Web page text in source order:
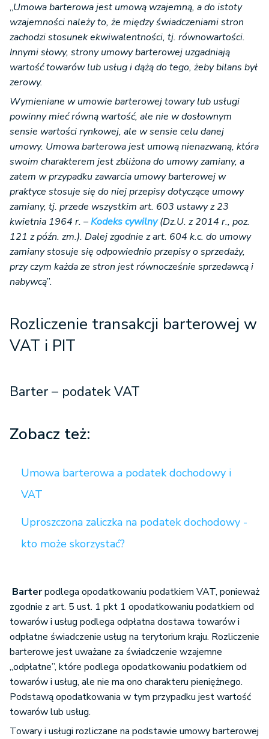
„Umowa barterowa jest umową wzajemną, a do istoty
wzajemności należy to, że między świadczeniami stron
zachodzi stosunek ekwiwalentności, tj. równowartości.
Innymi słowy, strony umowy barterowej uzgadniają
wartość towarów lub usług i dążą do tego, żeby bilans był
zerowy.
Wymieniane w umowie barterowej towary lub usługi
powinny mieć równą wartość, ale nie w dosłownym
sensie wartości rynkowej, ale w sensie celu danej
umowy. Umowa barterowa jest umową nienazwaną, która
swoim charakterem jest zbliżona do umowy zamiany, a
zatem w przypadku zawarcia umowy barterowej w
praktyce stosuje się do niej przepisy dotyczące umowy
zamiany, tj. przede wszystkim art. 603 ustawy z 23
kwietnia 1964 r. –Kodeks cywilny(Dz.U. z 2014 r., poz.
121 z późn. zm.). Dalej zgodnie z art. 604 k.c. do umowy
zamiany stosuje się odpowiednio przepisy o sprzedaży,
przy czym każda ze stron jest równocześnie sprzedawcą i
nabywcą”.
Rozliczenie transakcji barterowej w
VAT i PIT
Barter – podatek VAT
Zobacz też:
Umowa barterowa a podatek dochodowy i
VAT
Uproszczona zaliczka na podatek dochodowy -
kto może skorzystać?
Barterpodlega opodatkowaniu podatkiem VAT, ponieważ
zgodnie z art. 5 ust. 1 pkt 1 opodatkowaniu podatkiem od
towarów i usług podlega odpłatna dostawa towarów i
odpłatne świadczenie usług na terytorium kraju. Rozliczenie
barterowe jest uważane za świadczenie wzajemne
„odpłatne”, które podlega opodatkowaniu podatkiem od
towarów i usług, ale nie ma ono charakteru pieniężnego.
Podstawą opodatkowania w tym przypadku jest wartość
towarów lub usług.
Towary i usługi rozliczane na podstawie umowy barterowej